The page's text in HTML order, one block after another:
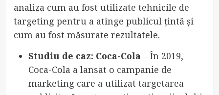
analiza cum au fost utilizate tehnicile de
targeting pentru a atinge publicul țintă și
cum au fost măsurate rezultatele.
Studiu de caz: Coca-Cola– În 2019,
Coca-Cola a lansat o campanie de
marketing care a utilizat targetarea